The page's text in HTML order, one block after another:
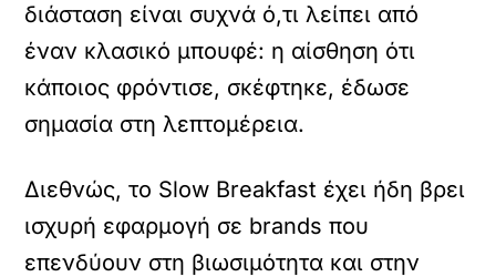
διάσταση είναι συχνά ό,τι λείπει από
έναν κλασικό μπουφέ: η αίσθηση ότι
κάποιος φρόντισε, σκέφτηκε, έδωσε
σημασία στη λεπτομέρεια.
Διεθνώς, το Slow Breakfast έχει ήδη βρει
ισχυρή εφαρμογή σε brands που
επενδύουν στη βιωσιμότητα και στην